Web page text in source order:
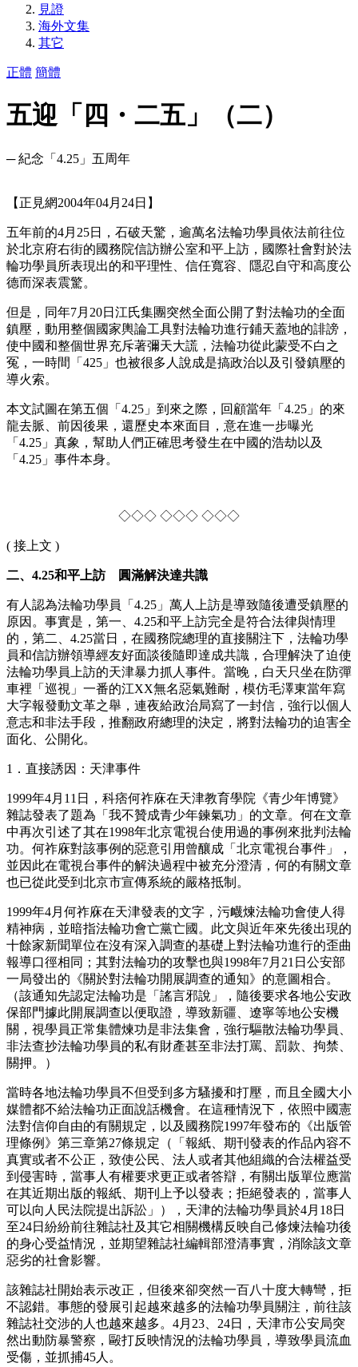
見證
海外文集
其它
正體 簡體
五迎「四・二五」（二）
─ 紀念「4.25」五周年
【正見網2004年04月24日】
五年前的4月25日，石破天驚，逾萬名法輪功學員依法前往位
於北京府右街的國務院信訪辦公室和平上訪，國際社會對於法
輪功學員所表現出的和平理性、信任寬容、隱忍自守和高度公
德而深表震驚。
但是，同年7月20日江氏集團突然全面公開了對法輪功的全面
鎮壓，動用整個國家輿論工具對法輪功進行鋪天蓋地的誹謗，
使中國和整個世界充斥著彌天大謊，法輪功從此蒙受不白之
冤，一時間「425」也被很多人說成是搞政治以及引發鎮壓的
導火索。
本文試圖在第五個「4.25」到來之際，回顧當年「4.25」的來
龍去脈、前因後果，還歷史本來面目，意在進一步曝光
「4.25」真象，幫助人們正確思考發生在中國的浩劫以及
「4.25」事件本身。
◇◇◇ ◇◇◇ ◇◇◇
( 接上文 )
二、4.25和平上訪 圓滿解決達共識
有人認為法輪功學員「4.25」萬人上訪是導致隨後遭受鎮壓的
原因。事實是，第一、4.25和平上訪完全是符合法律與情理
的，第二、4.25當日，在國務院總理的直接關注下，法輪功學
員和信訪辦領導經友好面談後隨即達成共識，合理解決了迫使
法輪功學員上訪的天津暴力抓人事件。當晚，白天只坐在防彈
車裡「巡視」一番的江XX無名惡氣難耐，模仿毛澤東當年寫
大字報發動文革之舉，連夜給政治局寫了一封信，強行以個人
意志和非法手段，推翻政府總理的決定，將對法輪功的迫害全
面化、公開化。
1．直接誘因：天津事件
1999年4月11日，科痞何祚庥在天津教育學院《青少年博覽》
雜誌發表了題為「我不贊成青少年鍊氣功」的文章。何在文章
中再次引述了其在1998年北京電視台使用過的事例來批判法輪
功。何祚庥對該事例的惡意引用曾釀成「北京電視台事件」，
並因此在電視台事件的解決過程中被充分澄清，何的有關文章
也已從此受到北京市宣傳系統的嚴格抵制。
1999年4月何祚庥在天津發表的文字，污衊煉法輪功會使人得
精神病，並暗指法輪功會亡黨亡國。此文與近年來先後出現的
十餘家新聞單位在沒有深入調查的基礎上對法輪功進行的歪曲
報導口徑相同；其對法輪功的攻擊也與1998年7月21日公安部
一局發出的《關於對法輪功開展調查的通知》的意圖相合。
（該通知先認定法輪功是「謠言邪說」，隨後要求各地公安政
保部門據此開展調查以便取證，導致新疆、遼寧等地公安機
關，視學員正常集體煉功是非法集會，強行驅散法輪功學員、
非法查抄法輪功學員的私有財產甚至非法打罵、罰款、拘禁、
關押。）
當時各地法輪功學員不但受到多方騷擾和打壓，而且全國大小
媒體都不給法輪功正面說話機會。在這種情況下，依照中國憲
法對信仰自由的有關規定，以及國務院1997年發布的《出版管
理條例》第三章第27條規定（「報紙、期刊發表的作品內容不
真實或者不公正，致使公民、法人或者其他組織的合法權益受
到侵害時，當事人有權要求更正或者答辯，有關出版單位應當
在其近期出版的報紙、期刊上予以發表；拒絕發表的，當事人
可以向人民法院提出訴訟」），天津的法輪功學員於4月18日
至24日紛紛前往雜誌社及其它相關機構反映自己修煉法輪功後
的身心受益情況，並期望雜誌社編輯部澄清事實，消除該文章
惡劣的社會影響。
該雜誌社開始表示改正，但後來卻突然一百八十度大轉彎，拒
不認錯。事態的發展引起越來越多的法輪功學員關注，前往該
雜誌社交涉的人也越來越多。4月23、24日，天津市公安局突
然出動防暴警察，毆打反映情況的法輪功學員，導致學員流血
受傷，並抓捕45人。